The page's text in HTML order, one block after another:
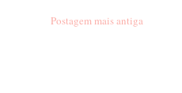
Postagem mais antiga